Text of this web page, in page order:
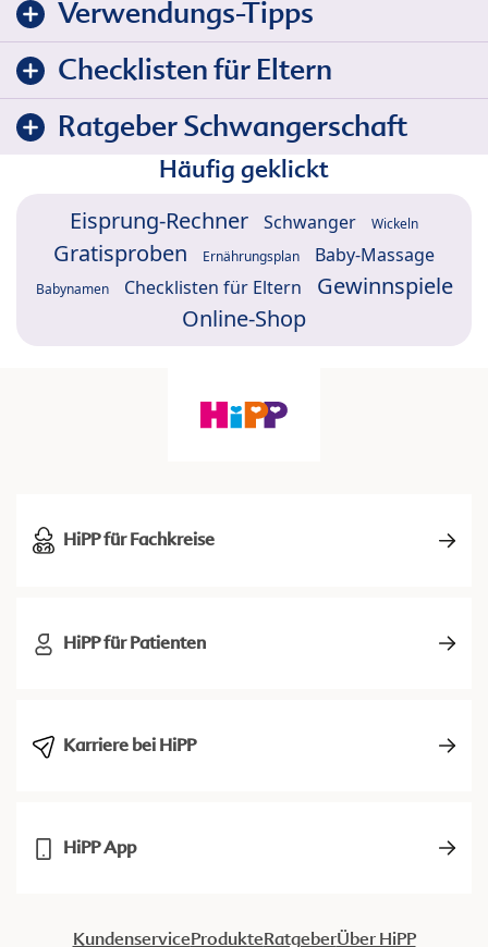
Verwendungs-Tipps
Checklisten für Eltern
Ratgeber Schwangerschaft
Häufig geklickt
Eisprung-Rechner Schwanger Wickeln
Gratisproben Ernährungsplan Baby-Massage
Babynamen Checklisten für Eltern
Gewinnspiele
Online-Shop
HiPP für Fachkreise
HiPP für Patienten
Karriere bei HiPP
HiPP App
KundenserviceProdukteRatgeberÜber HiPP